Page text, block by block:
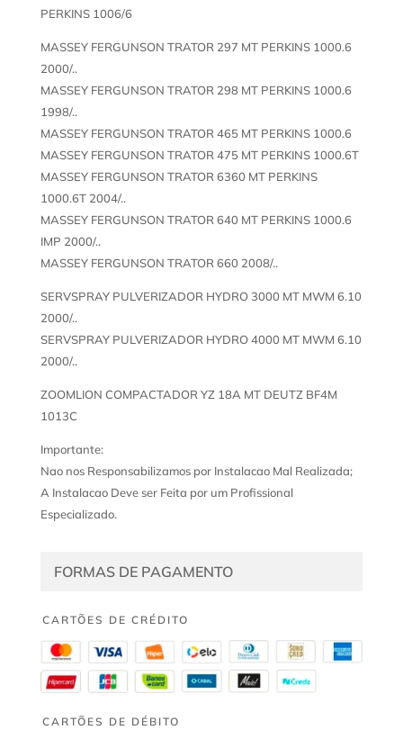
PERKINS 1006/6
MASSEY FERGUNSON TRATOR 297 MT PERKINS 1000.6
2000/..
MASSEY FERGUNSON TRATOR 298 MT PERKINS 1000.6
1998/..
MASSEY FERGUNSON TRATOR 465 MT PERKINS 1000.6
MASSEY FERGUNSON TRATOR 475 MT PERKINS 1000.6T
MASSEY FERGUNSON TRATOR 6360 MT PERKINS
1000.6T 2004/..
MASSEY FERGUNSON TRATOR 640 MT PERKINS 1000.6
IMP 2000/..
MASSEY FERGUNSON TRATOR 660 2008/..
SERVSPRAY PULVERIZADOR HYDRO 3000 MT MWM 6.10
2000/..
SERVSPRAY PULVERIZADOR HYDRO 4000 MT MWM 6.10
2000/..
ZOOMLION COMPACTADOR YZ 18A MT DEUTZ BF4M
1013C
Importante:
Nao nos Responsabilizamos por Instalacao Mal Realizada;
A Instalacao Deve ser Feita por um Profissional
Especializado.
FORMAS DE PAGAMENTO
CARTÕES DE CRÉDITO
CARTÕES DE DÉBITO